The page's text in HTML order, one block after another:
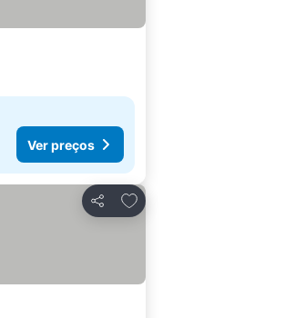
Ver preços
Partilhar
Adicionar aos favoritos